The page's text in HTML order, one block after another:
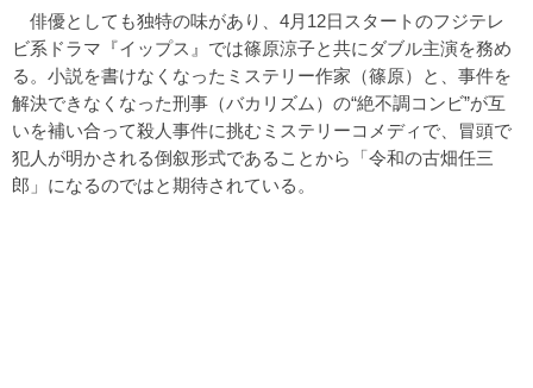
俳優としても独特の味があり、4月12日スタートのフジテレ
ビ系ドラマ『イップス』では篠原涼子と共にダブル主演を務め
る。小説を書けなくなったミステリー作家（篠原）と、事件を
解決できなくなった刑事（バカリズム）の“絶不調コンビ”が互
いを補い合って殺人事件に挑むミステリーコメディで、冒頭で
犯人が明かされる倒叙形式であることから「令和の古畑任三
郎」になるのではと期待されている。